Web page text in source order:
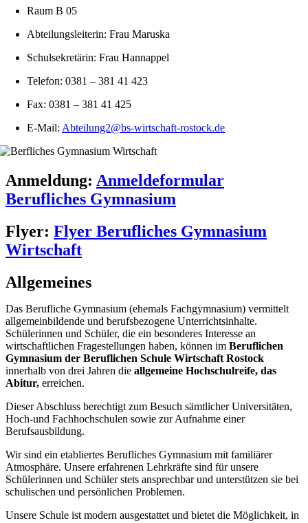
Raum B 05
Abteilungsleiterin: Frau Maruska
Schulsekretärin: Frau Hannappel
Telefon: 0381 – 381 41 423
Fax: 0381 – 381 41 425
E-Mail: Abteilung2@bs-wirtschaft-rostock.de
Anmeldung: Anmeldeformular
Berufliches Gymnasium
Flyer: Flyer Berufliches Gymnasium
Wirtschaft
Allgemeines
Das Berufliche Gymnasium (ehemals Fachgymnasium) vermittelt
allgemeinbildende und berufsbezogene Unterrichtsinhalte.
Schülerinnen und Schüler, die ein besonderes Interesse an
wirtschaftlichen Fragestellungen haben, können im Beruflichen
Gymnasium der Beruflichen Schule Wirtschaft Rostock
innerhalb von drei Jahren die allgemeine Hochschulreife, das
Abitur, erreichen.
Dieser Abschluss berechtigt zum Besuch sämtlicher Universitäten,
Hoch-und Fachhochschulen sowie zur Aufnahme einer
Berufsausbildung.
Wir sind ein etabliertes Berufliches Gymnasium mit familiärer
Atmosphäre. Unsere erfahrenen Lehrkräfte sind für unsere
Schülerinnen und Schüler stets ansprechbar und unterstützen sie bei
schulischen und persönlichen Problemen.
Unsere Schule ist modern ausgestattet und bietet die Möglichkeit, in